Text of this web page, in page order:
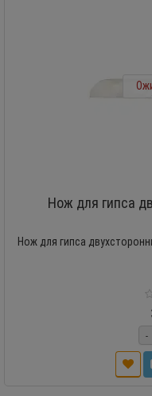
Нож для гипса
Нож для гипса
-